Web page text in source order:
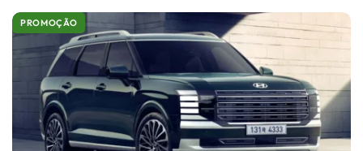
PROMOÇÃO